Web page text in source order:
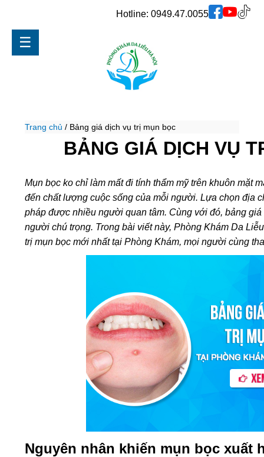
Hotline: 0949.47.0055
☰
Trang chủ / Bảng giá dịch vụ trị mụn bọc
BẢNG GIÁ DỊCH VỤ
Mụn bọc ko chỉ làm mất đi tính thẩm mỹ trên khuôn mặt
đến chất lượng cuộc sống của mỗi người. Lựa chọn địa
pháp được nhiều người quan tâm. Cùng với đó, bảng
người chú trọng. Trong bài viết này, Phòng Khám Da
trị mụn bọc mới nhất tại Phòng Khám, mọi người cùng
Nguyên nhân khiến mụn bọc xuất